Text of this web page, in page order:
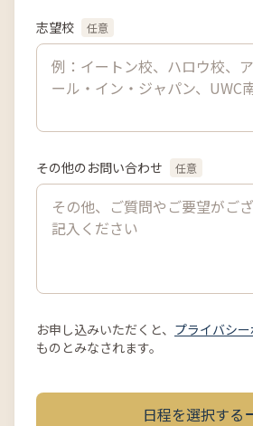
志望校 任意
その他のお問い合わせ 任意
お申し込みいただくと、 プライバシ
ものとみなされます。
日程を選択する